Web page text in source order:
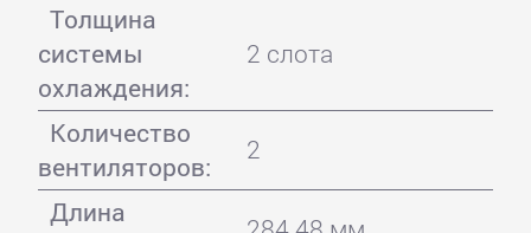
Толщина
системы
охлаждения:
2 слота
Количество
вентиляторов:
2
Длина